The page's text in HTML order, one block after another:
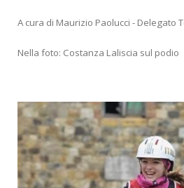
A cura di Maurizio Paolucci - Delegato
Nella foto: Costanza Laliscia sul podio